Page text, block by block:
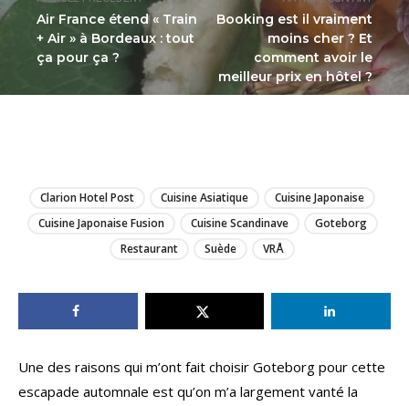
Air France étend « Train
+ Air » à Bordeaux : tout
ça pour ça ?
Booking est il vraiment
moins cher ? Et
comment avoir le
meilleur prix en hôtel ?
Clarion Hotel Post Cuisine Asiatique
Cuisine Japonaise
Cuisine Japonaise Fusion
Cuisine Scandinave
Goteborg
Restaurant
Suède VRÅ
Une des raisons qui m’ont fait choisir Goteborg pour cette
escapade automnale est qu’on m’a largement vanté la